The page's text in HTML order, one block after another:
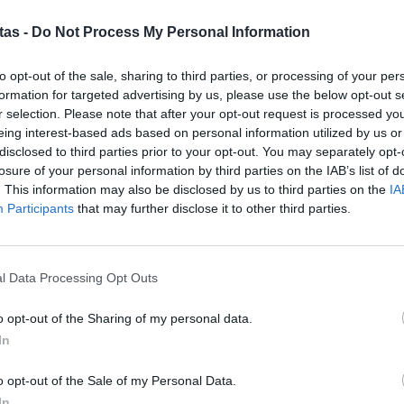
- Do Not Process My Personal Information
opt-out of the sale, sharing to third parties, or processing of your
for targeted advertising by us, please use the below opt-out
selection. Please note that after your opt-out request is processed
interest-based ads based on personal information utilized by us
to third parties prior to your opt-out. You may separately
of your personal information by third parties on the IAB’s list of
This information may also be disclosed by us to third parties on the
Participants that may further disclose it to other third parties.
Data Processing Opt Outs
opt-out of the Sharing of my personal data.
opt-out of the Sale of my Personal Data.
του Ηνωμένου Βασιλείου, σε
των ΗΠΑ, το FBI και άλλες υπηρεσίες
έλεγχό τους ιστότοπους που χρησιμοποιούσε η
επιχείρηση.
Ηνωμένο Βασίλειο και σε όλον τον κόσμο,
ραχοκοκαλιά της συμμορίας Lockbit»,
Λίζα Μονακό. «Αλλά η δουλειά μας δεν
μας αντιστρέφουμε τους όρους για την
ξεκλειδώνοντας τα δεδομένα
εγκληματικές θυγατρικές της Lockbit σε όλον
στο Νιου Τζέρσεϊ κατηγορεί τους Αρτούρ
γνωστούς ως Bassterlord, ότι
της Lockbit για να στοχεύσουν θύματα σε
04
e-